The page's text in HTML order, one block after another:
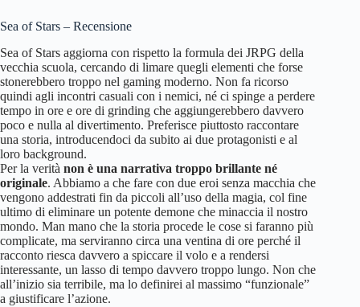
Sea of Stars – Recensione
Sea of Stars aggiorna con rispetto la formula dei JRPG della
vecchia scuola, cercando di limare quegli elementi che forse
stonerebbero troppo nel gaming moderno. Non fa ricorso
quindi agli incontri casuali con i nemici, né ci spinge a perdere
tempo in ore e ore di grinding che aggiungerebbero davvero
poco e nulla al divertimento. Preferisce piuttosto raccontare
una storia, introducendoci da subito ai due protagonisti e al
loro background.
Per la verità non è una narrativa troppo brillante né
originale. Abbiamo a che fare con due eroi senza macchia che
vengono addestrati fin da piccoli all’uso della magia, col fine
ultimo di eliminare un potente demone che minaccia il nostro
mondo. Man mano che la storia procede le cose si faranno più
complicate, ma serviranno circa una ventina di ore perché il
racconto riesca davvero a spiccare il volo e a rendersi
interessante, un lasso di tempo davvero troppo lungo. Non che
all’inizio sia terribile, ma lo definirei al massimo “funzionale”
a giustificare l’azione.